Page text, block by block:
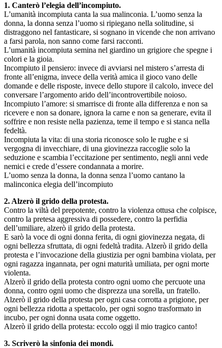
1. Canterò l’elegia dell’incompiuto.
L’umanità incompiuta canta la sua malinconia. L’uomo senza la
donna, la donna senza l’uomo si ripiegano nella solitudine, si
distraggono nel fantasticare, si sognano in vicende che non arrivano
a farsi parola, non sanno come farsi racconti.
L’umanità incompiuta semina nel giardino un grigiore che spegne i
colori e la gioia.
Incompiuto il pensiero: invece di avviarsi nel mistero s’arresta di
fronte all’enigma, invece della verità amica il gioco vano delle
domande e delle risposte, invece dello stupore il calcolo, invece del
conversare l’argomento arido dell’incontrovertibile noioso.
Incompiuto l’amore: si smarrisce di fronte alla differenza e non sa
ricevere e non sa donare, ignora la carne e non sa generare, evita il
soffrire e non resiste nella pazienza, teme il tempo e si stanca nella
fedeltà.
Incompiuta la vita: di una storia riconosce solo le rughe e si
vergogna di invecchiare, di una giovinezza raccoglie solo la
seduzione e scambia l’eccitazione per sentimento, negli anni vede
nemici e crede d’essere condannata a morire.
L’uomo senza la donna, la donna senza l’uomo cantano la
malinconica elegia dell’incompiuto
2. Alzerò il grido della protesta.
Contro la viltà del prepotente, contro la violenza ottusa che colpisce,
contro la pretesa aggressiva di possedere, contro la perfidia
dell’umiliare, alzerò il grido della protesta.
E sarò la voce di ogni donna ferita, di ogni giovinezza negata, di
ogni bellezza sfruttata, di ogni fedeltà tradita. Alzerò il grido della
protesta e l’invocazione della giustizia per ogni bambina violata, per
ogni ragazza ingannata, per ogni maturità umiliata, per ogni morte
violenta.
Alzerò il grido della protesta contro ogni uomo che percuote una
donna, contro ogni uomo che disprezza una sorella, un fratello.
Alzerò il grido della protesta per ogni casa corrotta a prigione, per
ogni bellezza ridotta a spettacolo, per ogni sogno trasformato in
incubo, per ogni donna usata come oggetto.
Alzerò il grido della protesta: eccolo oggi il mio tragico canto!
3. Scriverò la sinfonia dei mondi.